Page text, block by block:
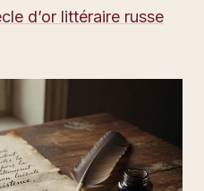
d’or littéraire russe